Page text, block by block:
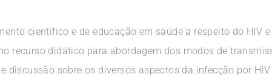
científico e de educação em saúde a respeito do HIV
recurso didático para abordagem dos modos de
discussão sobre os diversos aspectos da infecção por